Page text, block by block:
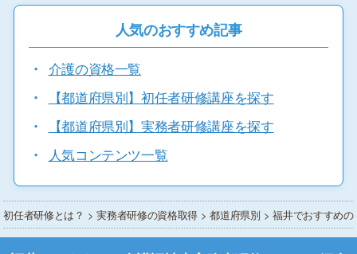
人気のおすすめ記事
・ 介護の資格一覧
・
【都道府県別】初任者研修講座を探す
・
【都道府県別】実務者研修講座を探す
・
人気コンテンツ一覧
初任者研修とは？ >実務者研修の資格取得 >都道府県別 > 福井でおすすめ